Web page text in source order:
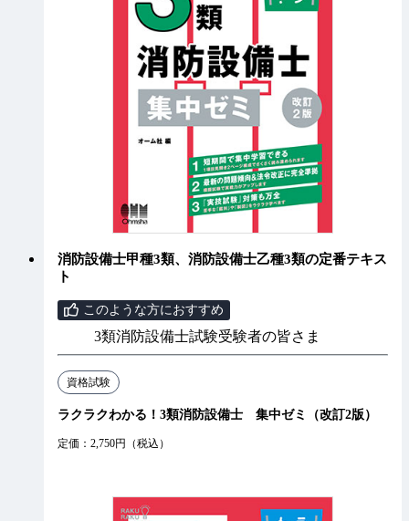
消防設備士甲種3類、消防設備士乙種3類の定番テキス
ト
このような方におすすめ
3類消防設備士試験受験者の皆さま
資格試験
ラクラクわかる！3類消防設備士 集中ゼミ（改訂2版）
定価：2,750円（税込）